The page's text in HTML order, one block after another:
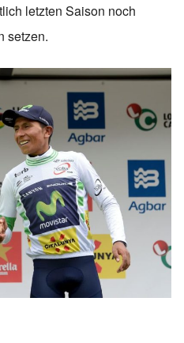
letzten Saison noch
setzen.